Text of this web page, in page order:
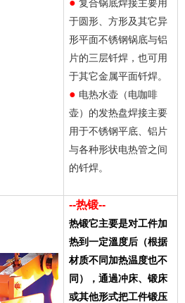
● 复合锅底焊接主要用
于圆形、方形及其它异
形平面不锈钢锅底与铝
片的三层钎焊，也可用
于其它金属平面钎焊。
● 电热水壶（电咖啡
壶）的发热盘焊接主要
用于不锈钢平底、铝片
与各种形状电热管之间
的钎焊。
--热锻--
热锻它主要是对工件加
热到一定溫度后（根据
材质不同加热温度也不
同），通過冲床、锻床
或其他形式把工件锻压